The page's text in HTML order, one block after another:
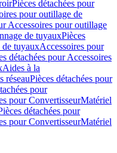
Pièces détachées pour
pour outillage de
Accessoires pour outillage
de tuyauxPièces
de tuyauxAccessoires pour
détachées pour Accessoires
Aides à la
réseauPièces détachées pour
pour
pour ConvertisseurMatériel
détachées pour
pour ConvertisseurMatériel